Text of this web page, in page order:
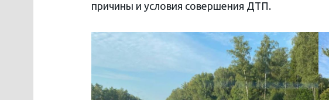
причины и условия совершения ДТП.